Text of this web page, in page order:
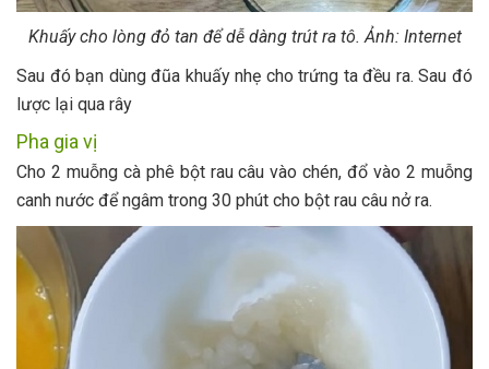
Khuấy cho lòng đỏ tan để dễ dàng trút ra tô. Ảnh: Internet
Sau đó bạn dùng đũa khuấy nhẹ cho trứng ta đều ra. Sau đó
lược lại qua rây
Pha gia vị
Cho 2 muỗng cà phê bột rau câu vào chén, đổ vào 2 muỗng
canh nước để ngâm trong 30 phút cho bột rau câu nở ra.